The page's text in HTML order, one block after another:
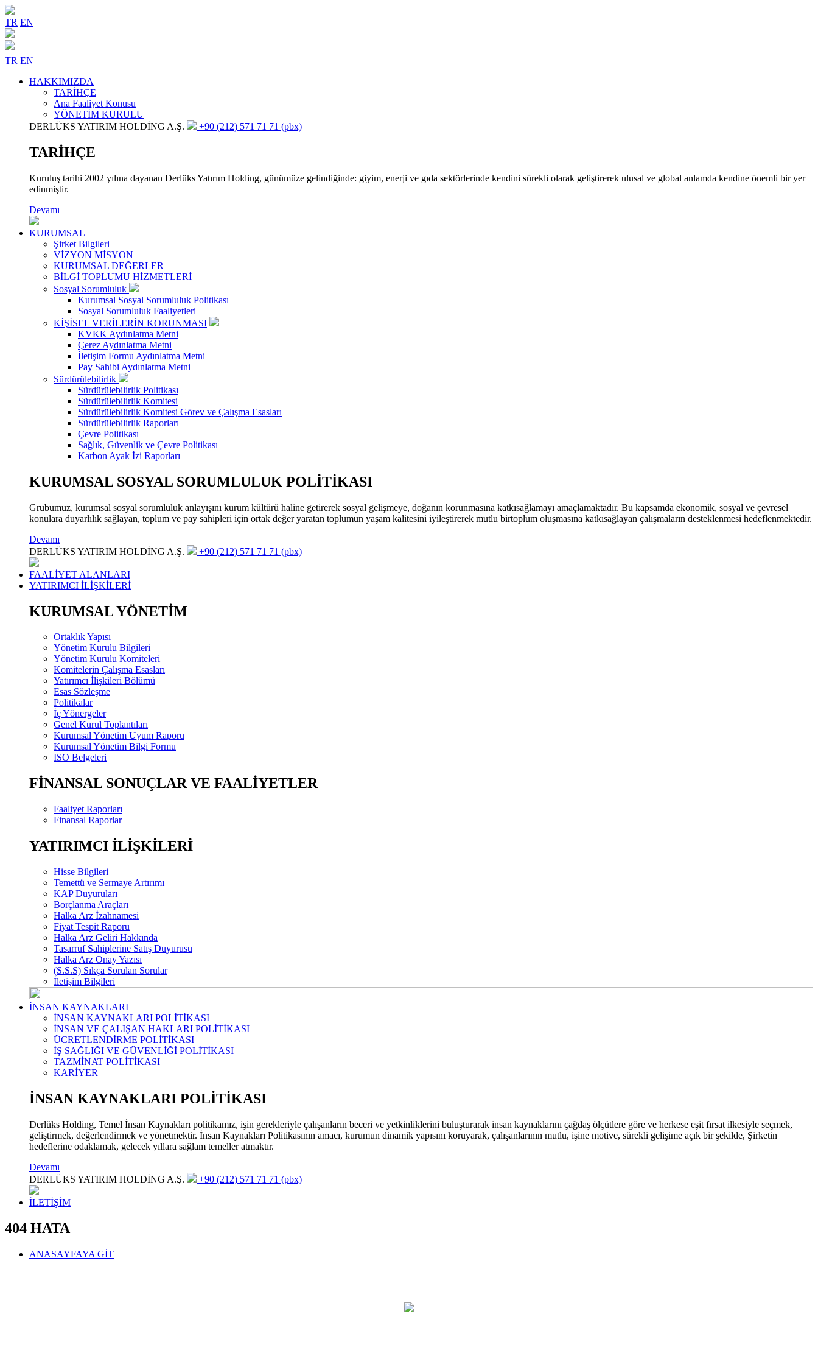
TR EN
TR EN
HAKKIMIZDA
TARİHÇE
Ana Faaliyet Konusu
YÖNETİM KURULU
DERLÜKS YATIRIM HOLDİNG A.Ş.
+90 (212) 571 71 71 (pbx)
TARİHÇE
Kuruluş tarihi 2002 yılına dayanan Derlüks Yatırım Holding, günümüze gelindiğinde: giyim, enerji ve gıda sektörlerinde kendini sürekli olarak geliştirerek ulusal ve global anlamda kendine önemli bir yer
edinmiştir.
Devamı
KURUMSAL
Şirket Bilgileri
VİZYON MİSYON
KURUMSAL DEĞERLER
BİLGİ TOPLUMU HİZMETLERİ
Sosyal Sorumluluk
Kurumsal Sosyal Sorumluluk Politikası
Sosyal Sorumluluk Faaliyetleri
KİŞİSEL VERİLERİN KORUNMASI
KVKK Aydınlatma Metni
Çerez Aydınlatma Metni
İletişim Formu Aydınlatma Metni
Pay Sahibi Aydınlatma Metni
Sürdürülebilirlik
Sürdürülebilirlik Politikası
Sürdürülebilirlik Komitesi
Sürdürülebilirlik Komitesi Görev ve Çalışma Esasları
Sürdürülebilirlik Raporları
Çevre Politikası
Sağlık, Güvenlik ve Çevre Politikası
Karbon Ayak İzi Raporları
KURUMSAL SOSYAL SORUMLULUK POLİTİKASI
Grubumuz, kurumsal sosyal sorumluluk anlayışını kurum kültürü haline getirerek sosyal gelişmeye, doğanın korunmasına katkısağlamayı amaçlamaktadır. Bu kapsamda ekonomik, sosyal ve çevresel
konulara duyarlılık sağlayan, toplum ve pay sahipleri için ortak değer yaratan toplumun yaşam kalitesini iyileştirerek mutlu birtoplum oluşmasına katkısağlayan çalışmaların desteklenmesi hedeflenmektedir.
Devamı
DERLÜKS YATIRIM HOLDİNG A.Ş.
+90 (212) 571 71 71 (pbx)
FAALİYET ALANLARI
YATIRIMCI İLİŞKİLERİ
KURUMSAL YÖNETİM
Ortaklık Yapısı
Yönetim Kurulu Bilgileri
Yönetim Kurulu Komiteleri
Komitelerin Çalışma Esasları
Yatırımcı İlişkileri Bölümü
Esas Sözleşme
Politikalar
İç Yönergeler
Genel Kurul Toplantıları
Kurumsal Yönetim Uyum Raporu
Kurumsal Yönetim Bilgi Formu
ISO Belgeleri
FİNANSAL SONUÇLAR VE FAALİYETLER
Faaliyet Raporları
Finansal Raporlar
YATIRIMCI İLİŞKİLERİ
Hisse Bilgileri
Temettü ve Sermaye Artırımı
KAP Duyuruları
Borçlanma Araçları
Halka Arz İzahnamesi
Fiyat Tespit Raporu
Halka Arz Geliri Hakkında
Tasarruf Sahiplerine Satış Duyurusu
Halka Arz Onay Yazısı
(S.S.S) Sıkça Sorulan Sorular
İletişim Bilgileri
İNSAN KAYNAKLARI
İNSAN KAYNAKLARI POLİTİKASI
İNSAN VE ÇALIŞAN HAKLARI POLİTİKASI
ÜCRETLENDİRME POLİTİKASI
İŞ SAĞLIĞI VE GÜVENLİĞİ POLİTİKASI
TAZMİNAT POLİTİKASI
KARİYER
İNSAN KAYNAKLARI POLİTİKASI
Derlüks Holding, Temel İnsan Kaynakları politikamız, işin gerekleriyle çalışanların beceri ve yetkinliklerini buluşturarak insan kaynaklarını çağdaş ölçütlere göre ve herkese eşit fırsat ilkesiyle seçmek,
geliştirmek, değerlendirmek ve yönetmektir. İnsan Kaynakları Politikasının amacı, kurumun dinamik yapısını koruyarak, çalışanlarının mutlu, işine motive, sürekli gelişime açık bir şekilde, Şirketin
hedeflerine odaklamak, gelecek yıllara sağlam temeller atmaktır.
Devamı
DERLÜKS YATIRIM HOLDİNG A.Ş.
+90 (212) 571 71 71 (pbx)
İLETİŞİM
404 HATA
ANASAYFAYA GİT